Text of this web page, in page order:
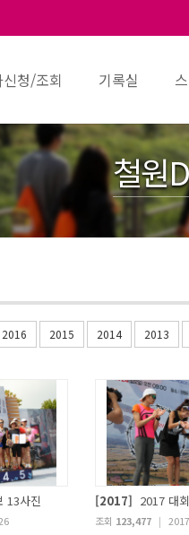
신청/조회 기록실
철원
2016 2015 2014 2013
13사진 [2017] 2017 대
조회 123,477 |